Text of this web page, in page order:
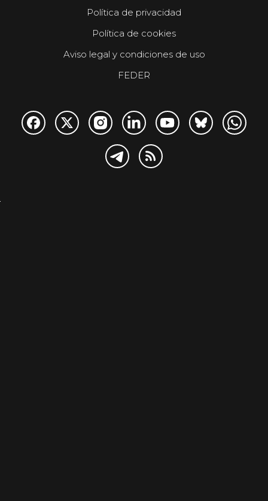
Política de privacidad
Política de cookies
Aviso legal y condiciones de uso
FEDER